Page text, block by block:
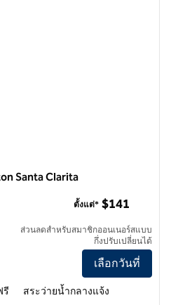
Santa Clarita
Suites by Hilton Santa Clarita
ตั้งแต่* $141
ส่วนลดสําหรับสมาชิกออนเนอร์สแบบ
กึ่งปรับเปลี่ยนได้
เลือกวันที่
รี สระว่ายน้ำกลางแจ้ง